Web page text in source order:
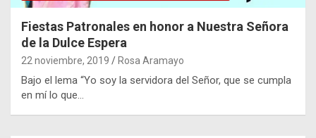
Fiestas Patronales en honor a Nuestra Señora
de la Dulce Espera
22 noviembre, 2019 Rosa Aramayo
Bajo el lema “Yo soy la servidora del Señor, que se cumpla
en mí lo que…